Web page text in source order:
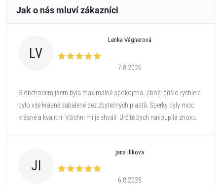
LV
Lenka Vágnerová
7.8.2026
S obchodem jsem byla maximálně spokojena. Zboží přišlo rychle a
bylo vše krásně zabalené bez zbytečných plastů. Šperky byly moc
krásné a kvalitní. Všichni mi je chválí. Určitě bych nakoupila znovu.
JI
jana illkova
6.8.2026